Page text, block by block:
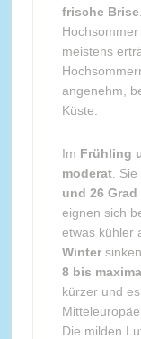
frische Brise
meistens
angenehm,
Küste.
Im Frühling
moderat. Sie
und 26
eignen sich
etwas kühler
Winter
8 bis
kürzer und
Die milden